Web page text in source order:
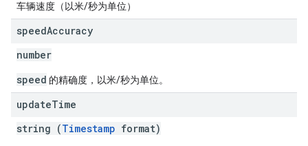
车辆速度（以米/秒为单位）
speedAccuracy
number
speed 的精确度，以米/秒为单位。
updateTime
string (Timestamp format)